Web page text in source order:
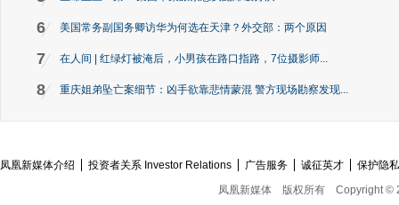
6 美国常务副国务卿访华为何选在天津？外交部：两个原因
7 在人间 | 红绿灯被淹后，小男孩在路口指路，7位摄影师...
8 重庆姐弟坠亡案细节：凶手欲靠悲情蒙混 警方现场勘察发现...
凤凰新媒体介绍 投资者关系 Investor Relations 广告服务 诚征英才
保护隐
凤凰新媒体
版权所有 Copyright ©